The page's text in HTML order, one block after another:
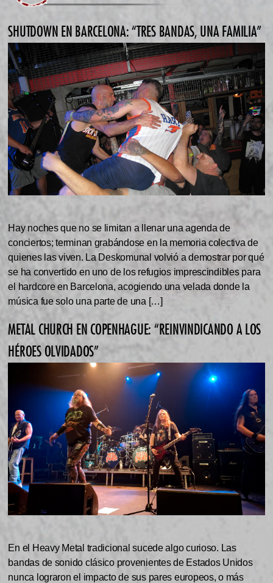
SHUTDOWN EN BARCELONA: “TRES BANDAS, UNA FAMILIA”
Hay noches que no se limitan a llenar una agenda de
conciertos; terminan grabándose en la memoria colectiva de
quienes las viven. La Deskomunal volvió a demostrar por qué
se ha convertido en uno de los refugios imprescindibles para
el hardcore en Barcelona, acogiendo una velada donde la
música fue solo una parte de una […]
METAL CHURCH EN COPENHAGUE: “REINVINDICANDO A LOS
HÉROES OLVIDADOS”
En el Heavy Metal tradicional sucede algo curioso. Las
bandas de sonido clásico provenientes de Estados Unidos
nunca lograron el impacto de sus pares europeos, o más